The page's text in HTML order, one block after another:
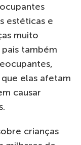
estéticas e
muito
também
elas afetam
causar
crianças